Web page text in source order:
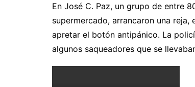
En José C. Paz, un grupo de entre
supermercado, arrancaron una
apretar el botón antipánico. La
algunos saqueadores que se